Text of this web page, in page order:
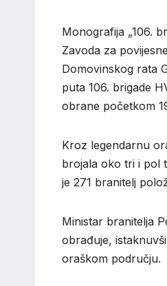
Monografija „106.
Zavoda za
Domovinskog rata
puta 106. brigade
obrane početkom
Kroz legendarnu
brojala oko tri i pol
je 271 branitelj
Ministar branitelja
obrađuje,
oraškom području.